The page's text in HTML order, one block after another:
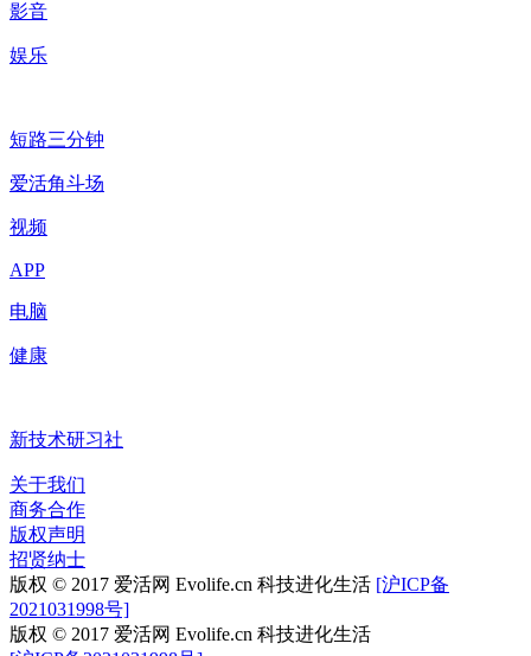
影音
娱乐
短路三分钟
爱活角斗场
视频
APP
电脑
健康
新技术研习社
关于我们
商务合作
版权声明
招贤纳士
版权 © 2017 爱活网 Evolife.cn 科技进化生活 [沪ICP备
2021031998号]
版权 © 2017 爱活网 Evolife.cn 科技进化生活